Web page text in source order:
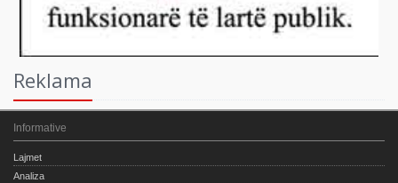
Reklama
Informative
Lajmet
Analiza